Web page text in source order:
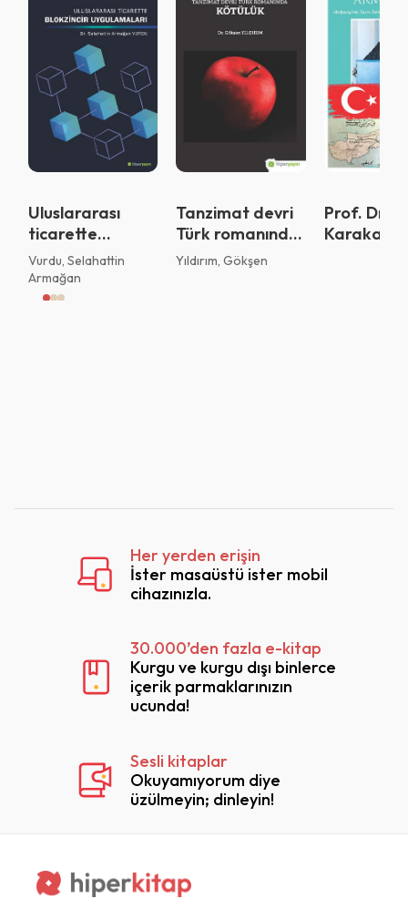
Uluslararası
ticarette
blokzincir
uygulamaları
Vurdu, Selahattin
Armağan
Tanzimat devri
Türk romanında
kötülük
Yıldırım, Gökşen
Prof. Dr.
Giriş
Vazgeç
Her yerden erişin
İster masaüstü ister mobil
cihazınızla.
30.000’den fazla e-kitap
Kurgu ve kurgu dışı binlerce
içerik parmaklarınızın
ucunda!
Sesli kitaplar
Okuyamıyorum diye
üzülmeyin; dinleyin!
QR Code taraması başarılı.
Sistemi kurumu ile kullanıyorsunuz.
Tamam